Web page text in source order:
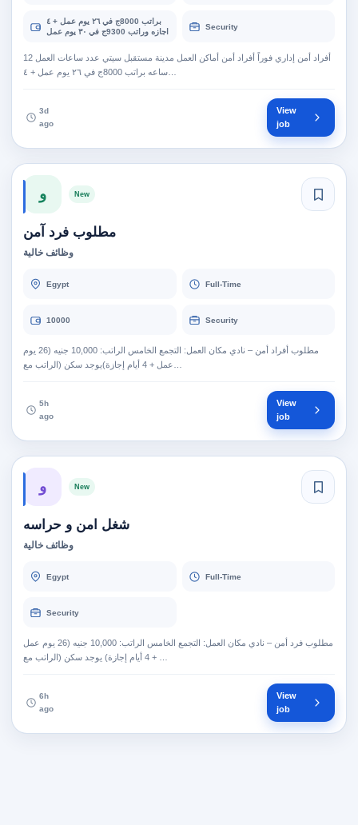
براتب 8000ج في ٢٦ يوم عمل + ٤
اجازه وراتب 9300ج في ٣٠ يوم عمل
Security
أفراد أمن إداري فوراً أفراد أمن أماكن العمل مدينة مستقبل سيتي عدد ساعات العمل 12
3d
ago
View
job
و New
مطلوب فرد آمن
وظائف خالية
Egypt Full-Time
10000 Security
مطلوب أفراد أمن – نادي مكان العمل: التجمع الخامس الراتب: 10,000 جنيه (26 يوم
5h
ago
View
job
و New
شغل امن و حراسه
وظائف خالية
Egypt Full-Time
Security
مطلوب فرد أمن – نادي مكان العمل: التجمع الخامس الراتب: 10,000 جنيه (26 يوم عمل
6h
ago
View
job